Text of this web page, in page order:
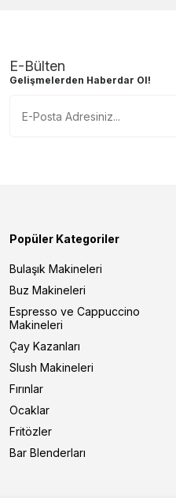
E-Bülten
Gelişmelerden Haberdar Ol!
Popüler Kategoriler
Bulaşık Makineleri
Buz Makineleri
Espresso ve Cappuccino
Makineleri
Çay Kazanları
Slush Makineleri
Fırınlar
Ocaklar
Fritözler
Bar Blenderları